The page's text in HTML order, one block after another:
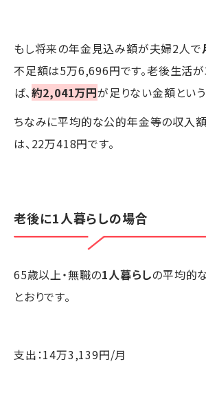
もし将来の年金見込み額が夫婦2人で
不足額は5万6,696円です。老後生活
ば、約2,041万円が足りない金額という
ちなみに平均的な公的年金等の収入額
は、22万418円です。
老後に1人暮らしの場合
65歳以上・無職の1人暮らしの平均的
とおりです。
支出：14万3,139円/月